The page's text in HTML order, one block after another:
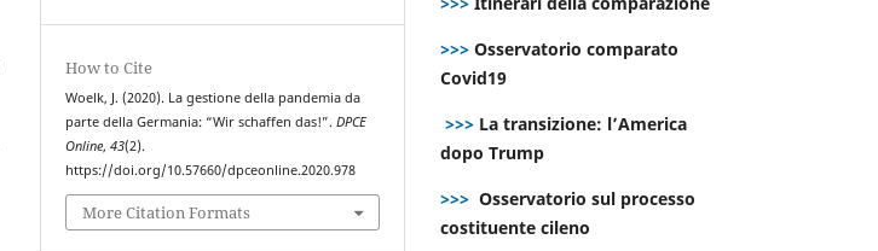
How to Cite
Woelk, J. (2020). La gestione della pandemia da
parte della Germania: “Wir schaffen das!”.DPCE
Online,43(2).
https://doi.org/10.57660/dpceonline.2020.978
More Citation Formats
>>> Osservatorio comparato
Covid19
>>> La transizione: l’America
dopo Trump
>>> Osservatorio sul processo
costituente cileno